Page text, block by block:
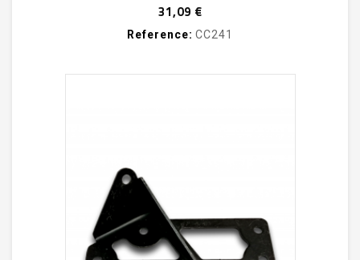
31,09 €Prix
Reference: CC241